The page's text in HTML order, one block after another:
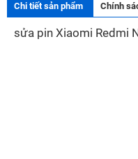
Chi tiết sản phẩm Chính
sửa pin Xiaomi Redmi